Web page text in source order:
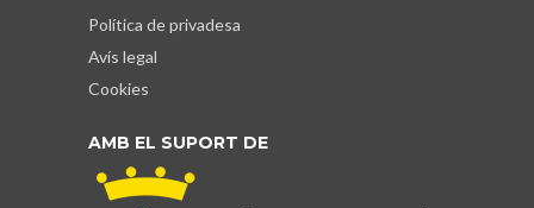
Política de privadesa
Avís legal
Cookies
AMB EL SUPORT DE